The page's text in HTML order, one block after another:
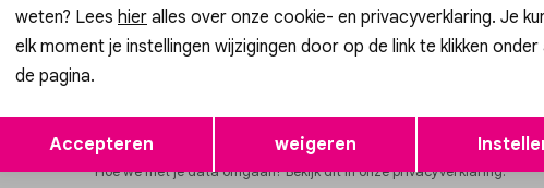
Altijd als eerste op de hoogte zijn?
Schrijf je in voor onze nieuwsbrief en ontvang dan ook gelijk €5,-
Hoe we met je data omgaan? Bekijk dit in onze privacyverklaring.
Opslaan
weten? Lees hier alles over onze cookie- en privacyverklaring. Je
elk moment je instellingen wijzigingen door op de link te klikken onder
de pagina.
Accepteren weigeren